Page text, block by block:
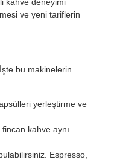
ve yeni tariflerin
bu makinelerin
yerleştirme ve
kahve aynı
Espresso,